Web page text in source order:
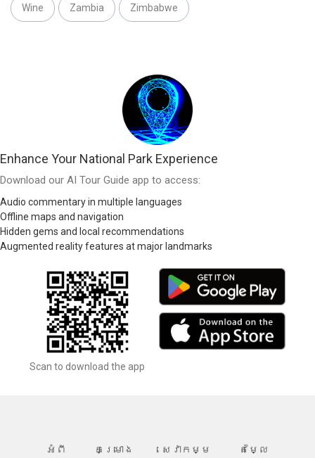
Wine Zambia Zimbabwe
Enhance Your National Park Experience
Download our AI Tour Guide app to access:
Audio commentary in multiple languages
Offline maps and navigation
Hidden gems and local recommendations
Augmented reality features at major landmarks
Scan to download the app
អំពី គម្រោង សេវាកម្ម តម្លៃ